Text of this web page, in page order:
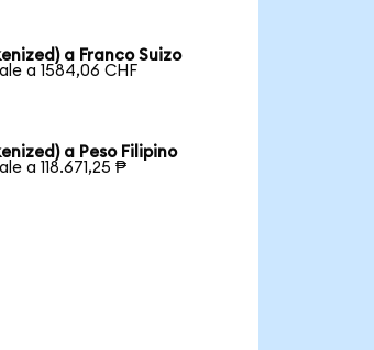
a Franco Suizo
a 1584,06 CHF
a Peso Filipino
a 118.671,25 ₱